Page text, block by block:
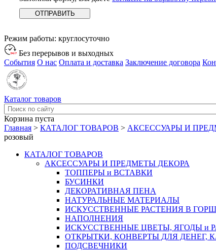
Режим работы: круглосуточно
Без перерывов и выходных
События О нас Оплата и доставка Заключение договора
Каталог товаров
Корзина пуста
Главная > КАТАЛОГ ТОВАРОВ > АКСЕССУАРЫ И
розовый
КАТАЛОГ ТОВАРОВ
АКСЕССУАРЫ И ПРЕДМЕТЫ ДЕКОРА
ТОППЕРЫ и ВСТАВКИ
БУСИНКИ
ДЕКОРАТИВНАЯ ПЕНА
НАТУРАЛЬНЫЕ МАТЕРИАЛЫ
ИСКУССТВЕННЫЕ РАСТЕНИЯ В
НАПОЛНЕНИЯ
ИСКУССТВЕННЫЕ ЦВЕТЫ, ЯГОДЫ и
ОТКРЫТКИ, КОНВЕРТЫ ДЛЯ ДЕНЕГ,
ПОДСВЕЧНИКИ